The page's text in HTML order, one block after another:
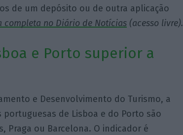
de um depósito ou de outra aplicação
completa no Diário de Notícias(acesso livre).
e Porto superior a
e Desenvolvimento do Turismo, a
de Lisboa e do Porto são
Praga ou Barcelona. O indicador é